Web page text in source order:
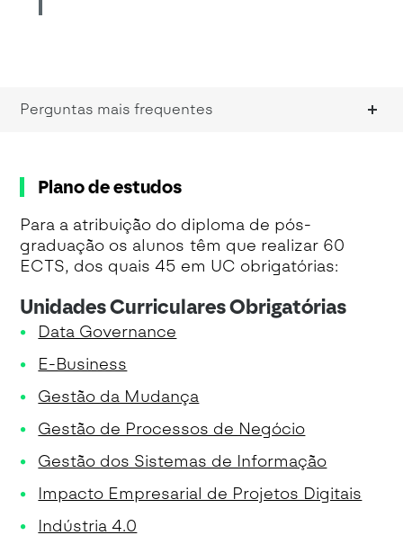
Perguntas mais frequentes
Plano de estudos
Para a atribuição do diploma de pós-
graduação os alunos têm que realizar 60
ECTS, dos quais 45 em UC obrigatórias:
Unidades Curriculares Obrigatórias
Data Governance
E-Business
Gestão da Mudança
Gestão de Processos de Negócio
Gestão dos Sistemas de Informação
Impacto Empresarial de Projetos Digitais
Indústria 4.0